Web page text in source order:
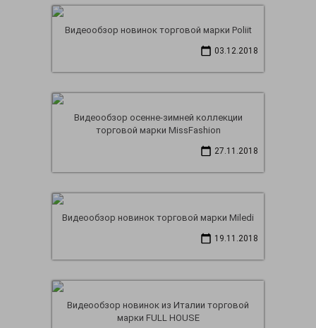
Видеообзор новинок торговой марки Poliit
03.12.2018
Видеообзор осенне-зимней коллекции
торговой марки MissFashion
27.11.2018
Видеообзор новинок торговой марки Miledi
19.11.2018
Видеообзор новинок из Италии торговой
марки FULL HOUSE